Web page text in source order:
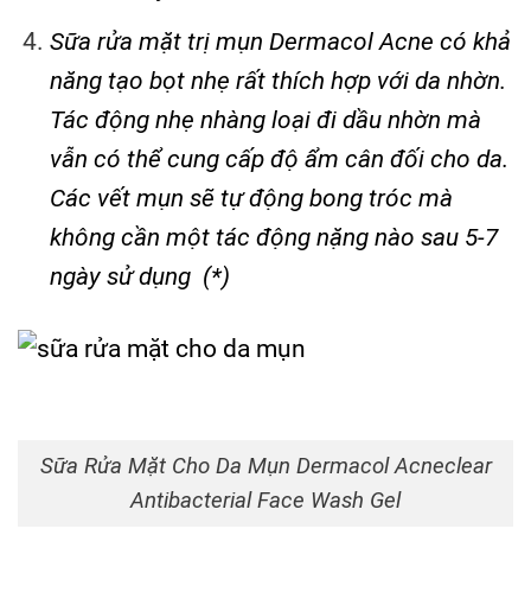
Sữa rửa mặt trị mụn Dermacol Acne có khả
năng tạo bọt nhẹ rất thích hợp với da nhờn.
Tác động nhẹ nhàng loại đi dầu nhờn mà
vẫn có thể cung cấp độ ẩm cân đối cho da.
Các vết mụn sẽ tự động bong tróc mà
không cần một tác động nặng nào sau 5-7
ngày sử dụng (*)
Sữa Rửa Mặt Cho Da Mụn Dermacol Acneclear
Antibacterial Face Wash Gel